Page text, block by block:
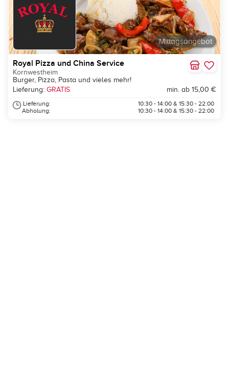
Mittagsangebot
Royal Pizza und China Service
Kornwestheim
Burger, Pizza, Pasta und vieles mehr!
Lieferung: GRATIS min. ab 15,00 €
Lieferung:
Abholung:
10:30 - 14:00 & 15:30 - 22:00
10:30 - 14:00 & 15:30 - 22:00